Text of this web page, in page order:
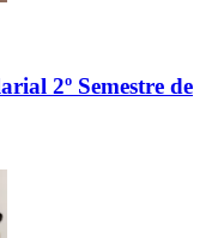
2º Semestre de